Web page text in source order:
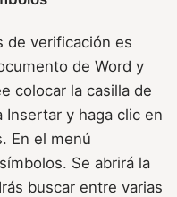
de verificación es
de Word y
colocar la casilla de
Insertar y haga clic en
En el menú
Se abrirá la
buscar entre varias